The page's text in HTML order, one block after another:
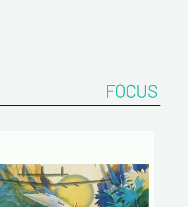
FOCUS